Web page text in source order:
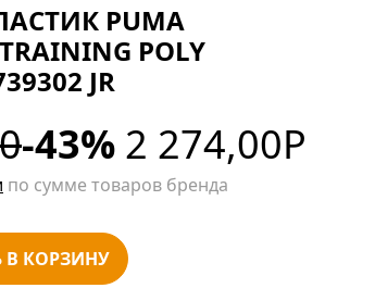
PUMA
POLY
JR
-43% 2 274,00Р
по сумме товаров бренда
В КОРЗИНУ